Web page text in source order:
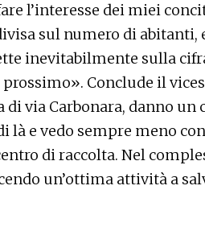
l’interesse dei miei
sul numero di abitanti,
inevitabilmente sulla
Conclude il
di via Carbonara, danno un
là e vedo sempre meno
di raccolta. Nel
un’ottima attività a